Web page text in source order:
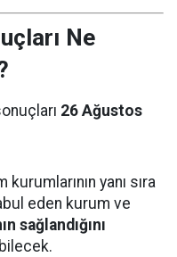
Ne
26 Ağustos
yanı sıra
eden kurum ve
sağlandığını